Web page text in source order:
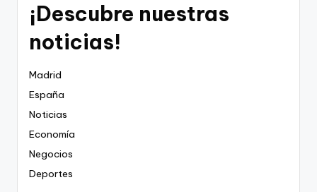
¡Descubre nuestras
noticias!
Madrid
España
Noticias
Economía
Negocios
Deportes